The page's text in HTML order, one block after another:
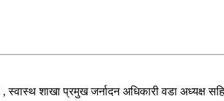
शाखा प्रमुख जर्नादन अधिकारी वडा अध्यक्ष